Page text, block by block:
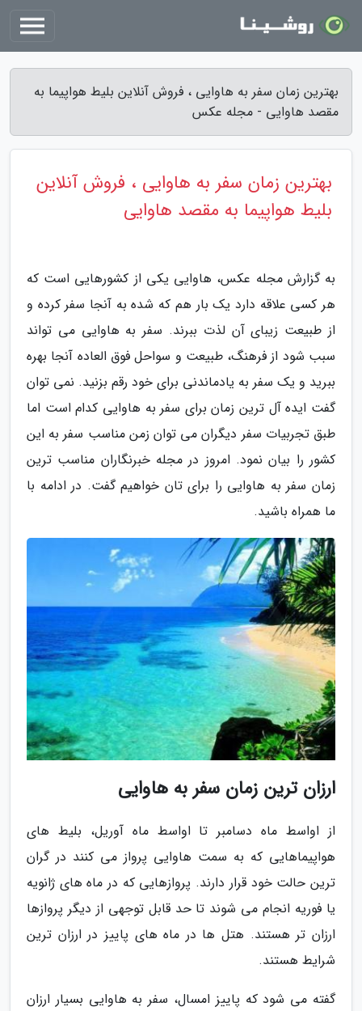
بهترین زمان سفر به هاوایی ، فروش آنلاین بلیط هواپیما به
مقصد هاوایی - مجله عکس
بهترین زمان سفر به هاوایی ، فروش آنلاین
بلیط هواپیما به مقصد هاوایی
به گزارش مجله عکس، هاوایی یکی از کشورهایی است که
هر کسی علاقه دارد یک بار هم که شده به آنجا سفر کرده و
از طبیعت زیبای آن لذت ببرند. سفر به هاوایی می تواند
سبب شود از فرهنگ، طبیعت و سواحل فوق العاده آنجا بهره
ببرید و یک سفر به یادماندنی برای خود رقم بزنید. نمی توان
گفت ایده آل ترین زمان برای سفر به هاوایی کدام است اما
طبق تجربیات سفر دیگران می توان زمن مناسب سفر به این
کشور را بیان نمود. امروز در مجله خبرنگاران مناسب ترین
زمان سفر به هاوایی را برای تان خواهیم گفت. در ادامه با
ما همراه باشید.
ارزان ترین زمان سفر به هاوایی
از اواسط ماه دسامبر تا اواسط ماه آوریل، بلیط های
هواپیماهایی که به سمت هاوایی پرواز می کنند در گران
ترین حالت خود قرار دارند. پروازهایی که در ماه های ژانویه
یا فوریه انجام می شوند تا حد قابل توجهی از دیگر پروازها
ارزان تر هستند. هتل ها در ماه های پاییز در ارزان ترین
شرایط هستند.
گفته می شود که پاییز امسال، سفر به هاوایی بسیار ارزان